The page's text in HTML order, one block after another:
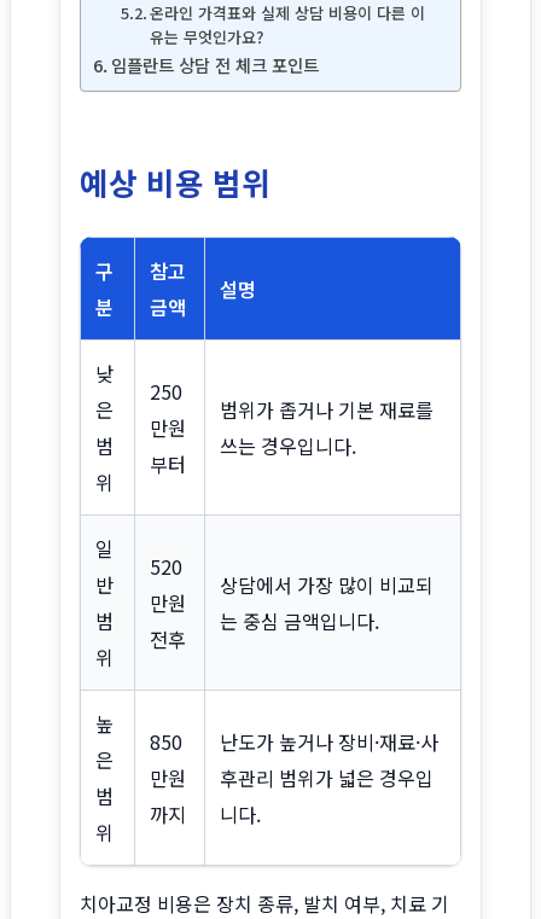
온라인 가격표와 실제 상담 비용이 다른 이
유는 무엇인가요?
임플란트 상담 전 체크 포인트
예상 비용 범위
구
분
참고
금액
설명
낮
은
범
위
250
만원
부터
범위가 좁거나 기본 재료를
쓰는 경우입니다.
일
반
범
위
520
만원
전후
상담에서 가장 많이 비교되
는 중심 금액입니다.
높
은
범
위
850
만원
까지
난도가 높거나 장비·재료·사
후관리 범위가 넓은 경우입
니다.
치아교정 비용은 장치 종류, 발치 여부, 치료 기